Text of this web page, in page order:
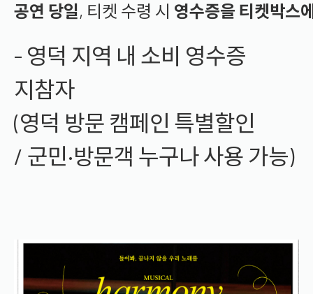
공연 당일, 티켓 수령 시 영수증을 티켓박스
- 영덕 지역 내 소비 영수증
지참자
(영덕 방문 캠페인 특별할인
/ 군민·방문객 누구나사용 가능)